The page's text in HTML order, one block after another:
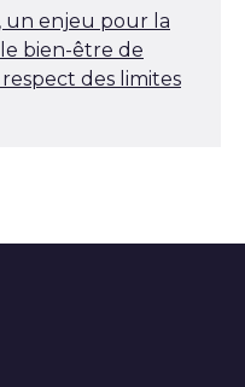
un enjeu pour la
bien-être de
des limites